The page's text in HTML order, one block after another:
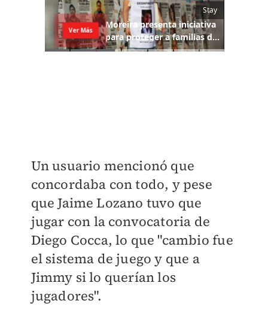
Un usuario mencionó que
concordaba con todo, y pese
que Jaime Lozano tuvo que
jugar con la convocatoria de
Diego Cocca, lo que "cambiofue
el sistema de juego y que a
Jimmy si lo querían los
jugadores".